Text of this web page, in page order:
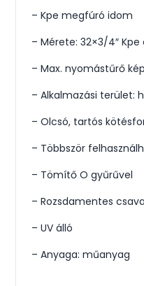
– Kpe megfúró idom
– Mérete: 32×3/4″ Kpe
– Max. nyomástűrő
– Alkalmazási terület:
– Olcsó, tartós
– Többször
– Tömítő O gyűrűvel
– Rozsdamentes
– UV álló
– Anyaga: műanyag